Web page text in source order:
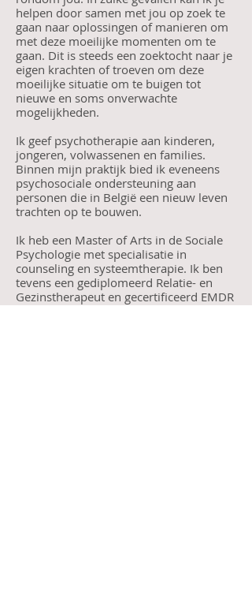
helpen door samen met jou op zoek te
gaan naar oplossingen of manieren om
met deze moeilijke momenten om te
gaan. Dit is steeds een zoektocht naar je
eigen krachten of troeven om deze
moeilijke situatie om te buigen tot
nieuwe en soms onverwachte
mogelijkheden.
Ik geef psychotherapie aan kinderen,
jongeren, volwassenen en families.
Binnen mijn praktijk bied ik eveneens
psychosociale ondersteuning aan
personen die in België een nieuw leven
trachten op te bouwen.
Ik heb een Master of Arts in de Sociale
Psychologie met specialisatie in
counseling en systeemtherapie. Ik ben
tevens een gediplomeerd Relatie- en
Gezinstherapeut en gecertificeerd EMDR